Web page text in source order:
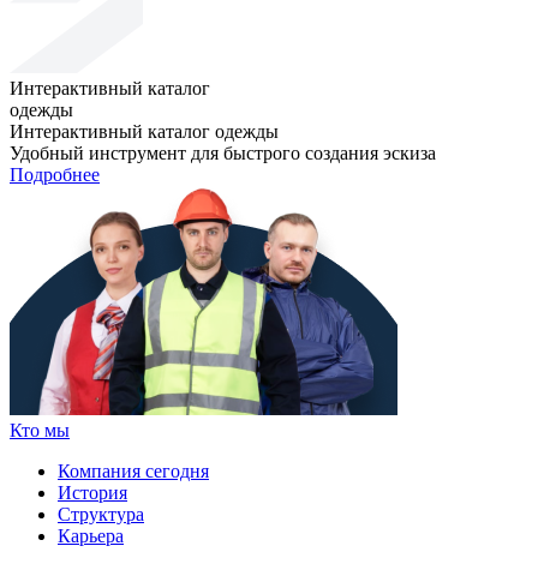
Интерактивный каталог
одежды
Интерактивный каталог одежды
Удобный инструмент для быстрого создания эскиза
Подробнее
Кто мы
Компания сегодня
История
Структура
Карьера